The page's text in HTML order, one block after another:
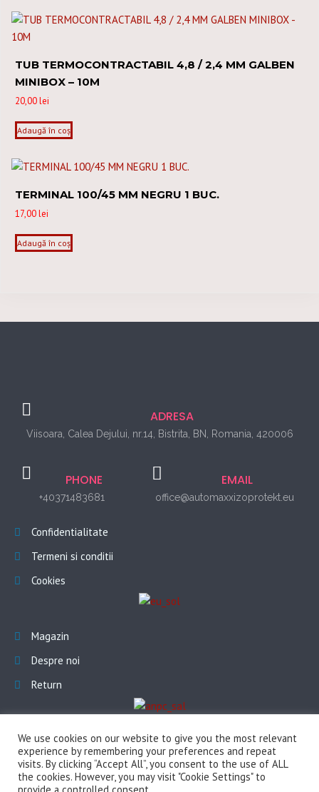
TUB TERMOCONTRACTABIL 4,8 / 2,4 MM GALBEN
MINIBOX – 10M
20,00lei
Adaugă în coș
TERMINAL 100/45 MM NEGRU 1 BUC.
17,00lei
Adaugă în coș
ADRESA
Viisoara, Calea Dejului, nr.14, Bistrita, BN, Romania, 420006
PHONE
+40371483681
EMAIL
office@automaxxizoprotekt.eu
Confidentialitate
Termeni si conditii
Cookies
Magazin
Despre noi
Return
We use cookies on our website to give you the most relevant
experience by remembering your preferences and repeat
visits. By clicking “Accept All”, you consent to the use of ALL
the cookies. However, you may visit "Cookie Settings" to